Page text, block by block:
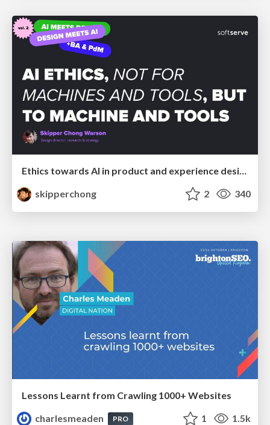
skipperchong
2 340
Lessons Learnt from Crawling 1000+ Websites
charlesmeaden
PRO 1 1.5k